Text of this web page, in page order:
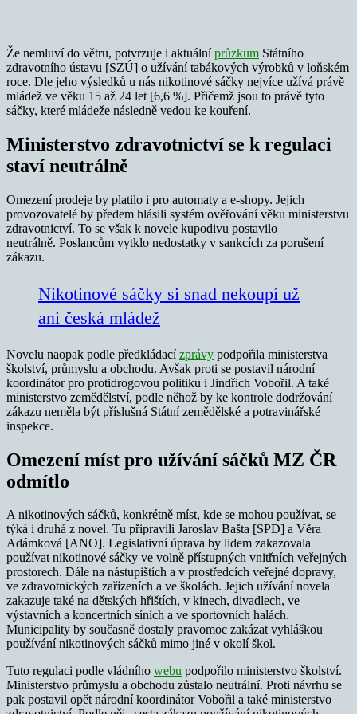
Že nemluví do větru, potvrzuje i aktuálníprůzkum Státního
zdravotního ústavu [SZÚ] o užívání tabákových výrobků v loňském
roce. Dle jeho výsledků u nás nikotinové sáčky nejvíce užívá právě
mládež ve věku 15 až 24 let [6,6 %]. Přičemž jsou to právě tyto
sáčky, které mládeže následně vedou ke kouření.
Ministerstvo zdravotnictví se k regulaci
staví neutrálně
Omezení prodeje by platilo i pro automaty a e-shopy. Jejich
provozovatelé by předem hlásili systém ověřování věku ministerstvu
zdravotnictví. To se však k novele kupodivu postavilo
neutrálně. Poslancům vytklo nedostatky v sankcích za porušení
zákazu.
Nikotinové sáčky si snad nekoupí už
ani česká mládež
Novelu naopak podle předkládacízprávy podpořila ministerstva
školství, průmyslu a obchodu. Avšak proti se postavil národní
koordinátor pro protidrogovou politiku i Jindřich Vobořil. A také
ministerstvo zemědělství, podle něhož by ke kontrole dodržování
zákazu neměla být příslušná Státní zemědělské a potravinářské
inspekce.
Omezení míst pro užívání sáčků MZ ČR
odmítlo
A nikotinových sáčků, konkrétně míst, kde se mohou používat, se
týká i druhá z novel. Tu připravili Jaroslav Bašta [SPD] a Věra
Adámková [ANO]. Legislativní úprava by lidem zakazovala
používat nikotinové sáčky ve volně přístupných vnitřních veřejných
prostorech. Dále na nástupištích a v prostředcích veřejné dopravy,
ve zdravotnických zařízeních a ve školách. Jejich užívání novela
zakazuje také na dětských hřištích, v kinech, divadlech, ve
výstavních a koncertních síních a ve sportovních halách.
Municipality by současně dostaly pravomoc zakázat vyhláškou
používání nikotinových sáčků mimo jiné v okolí škol.
Tuto regulaci podle vládního webu podpořilo ministerstvo školství.
Ministerstvo průmyslu a obchodu zůstalo neutrální. Proti návrhu se
pak postavil opět národní koordinátor Vobořil a také ministerstvo